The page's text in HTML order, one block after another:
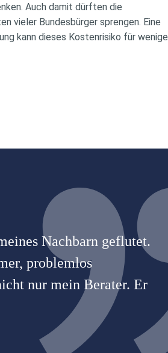
Auch damit dürften die
vieler Bundesbürger sprengen. Eine
kann dieses Kostenrisiko für wenige
Nachbarn geflutet.
problemlos
nur mein Berater. Er